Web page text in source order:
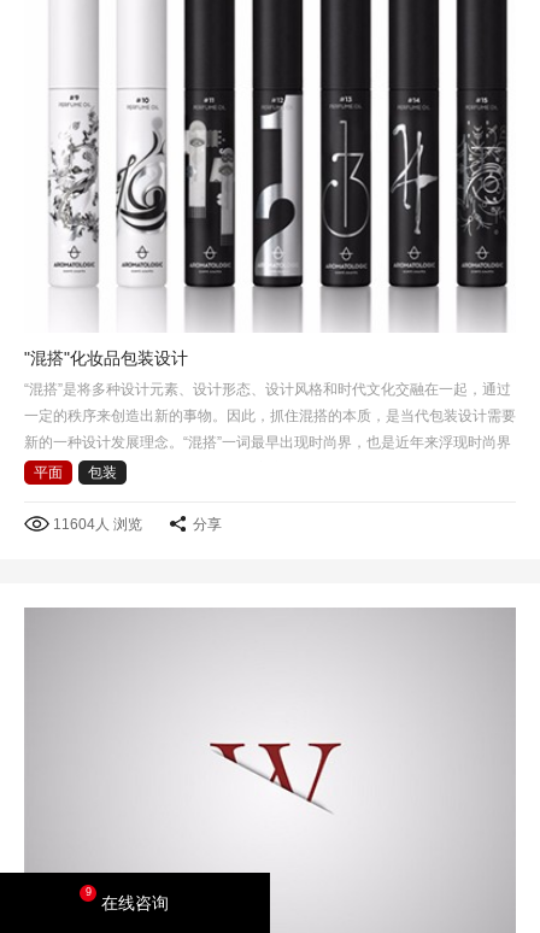
"混搭"化妆品包装设计
“混搭”是将多种设计元素、设计形态、设计风格和时代文化交融在一起，通过
一定的秩序来创造出新的事物。因此，抓住混搭的本质，是当代包装设计需要
新的一种设计发展理念。“混搭”一词最早出现时尚界，也是近年来浮现时尚界
的一个专业名词，混搭风格是后现代主义衍生的一种艺…
平面 包装
11604人 浏览 分享
9
在线咨询